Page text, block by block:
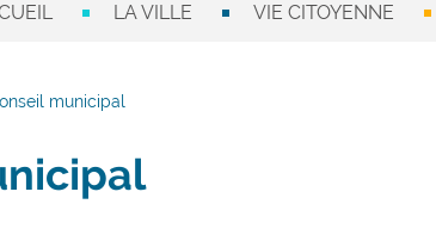
LA VILLE VIE CITOYENNE
municipal